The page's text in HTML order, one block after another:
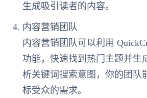
生成吸引读者的内容。
内容营销团队
内容营销团队可以利用
功能，快速找到热门主题并生
析关键词搜索意图，你的团队
标受众的需求。